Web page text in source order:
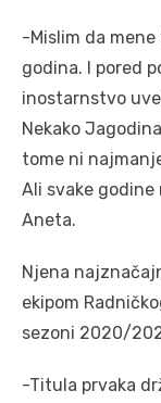
-Mislim da
godina. I pored
inostarnstvo
Nekako
tome ni
Ali svake
Aneta.
Njena
ekipom
sezoni 2020/
-Titula prvaka